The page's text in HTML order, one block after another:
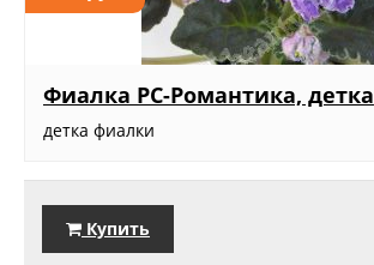
Фиалка РС-Романтика, детка
детка фиалки
Купить